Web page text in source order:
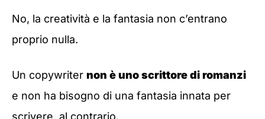
No, la creatività e la fantasia non c’entrano
proprio nulla.
Un copywriter non è uno scrittore di romanzi
e non ha bisogno di una fantasia innata per
scrivere, al contrario.